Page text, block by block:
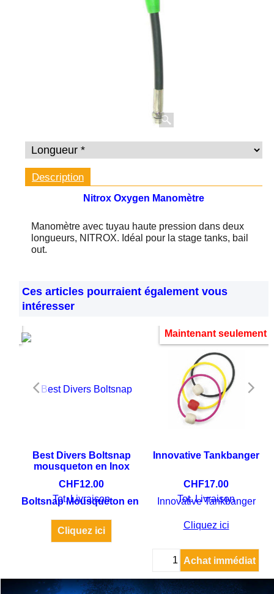
Description
Nitrox Oxygen Manomètre
Manomètre avec tuyau haute pression dans deux
longueurs, NITROX. Idéal pour la stage tanks, bail
out.
Ces articles pourraient également vous
intéresser
Best Divers Boltsnap
mousqueton en Inox
CHF12.00
Tot. Livraison
Boltsnap Mousqueton en Inox 64 mm / ring 10 mm
Cliquez ici
Maintenant seulement
Innovative Tankbanger
CHF17.00
Tot. Livraison
Innovative Tankbanger
Cliquez ici
Achat immédiat